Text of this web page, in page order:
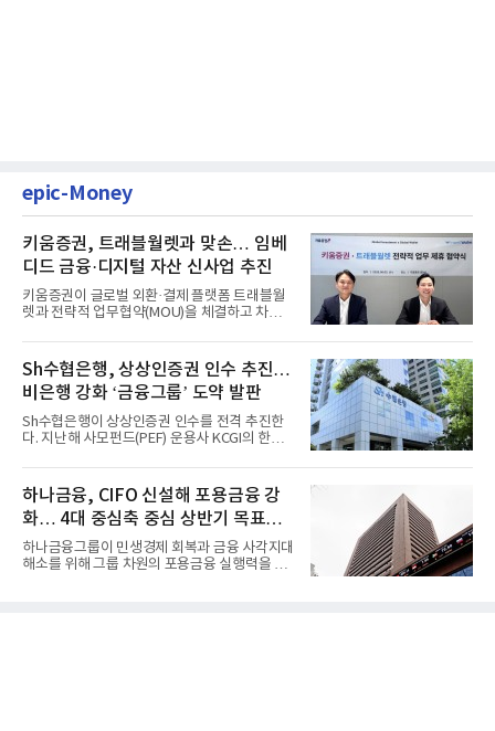
epic-Money
키움증권, 트래블월렛과 맞손… 임베
디드 금융·디지털 자산 신사업 추진
키움증권이 글로벌 외환·결제 플랫폼 트래블월
렛과 전략적 업무협약(MOU)을 체결하고 차세
Sh수협은행, 상상인증권 인수 추진…
비은행 강화 ‘금융그룹’ 도약 발판
Sh수협은행이 상상인증권 인수를 전격 추진한
다. 지난해 사모펀드(PEF) 운용사 KCGI의 한양
하나금융, CIFO 신설해 포용금융 강
화… 4대 중심축 중심 상반기 목표
60% 달성
하나금융그룹이 민생경제 회복과 금융 사각지대
해소를 위해 그룹 차원의 포용금융 실행력을 대